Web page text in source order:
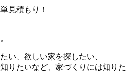
い、欲しい家を探したい、
りたいなど、家づくりには知りた